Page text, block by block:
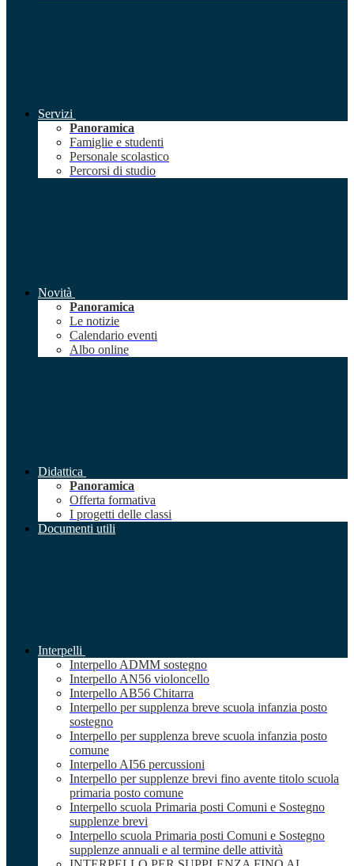
Servizi
Panoramica
Famiglie e studenti
Personale scolastico
Percorsi di studio
Novità
Panoramica
Le notizie
Calendario eventi
Albo online
Didattica
Panoramica
Offerta formativa
I progetti delle classi
Documenti utili
Interpelli
Interpello ADMM sostegno
Interpello AN56 violoncello
Interpello AB56 Chitarra
Interpello per supplenza breve scuola infanzia posto
sostegno
Interpello per supplenza breve scuola infanzia posto
comune
Interpello AI56 percussioni
Interpello per supplenze brevi fino avente titolo scuola
primaria posto comune
Interpello scuola Primaria posti Comuni e Sostegno
supplenze brevi
Interpello scuola Primaria posti Comuni e Sostegno
supplenze annuali e al termine delle attività